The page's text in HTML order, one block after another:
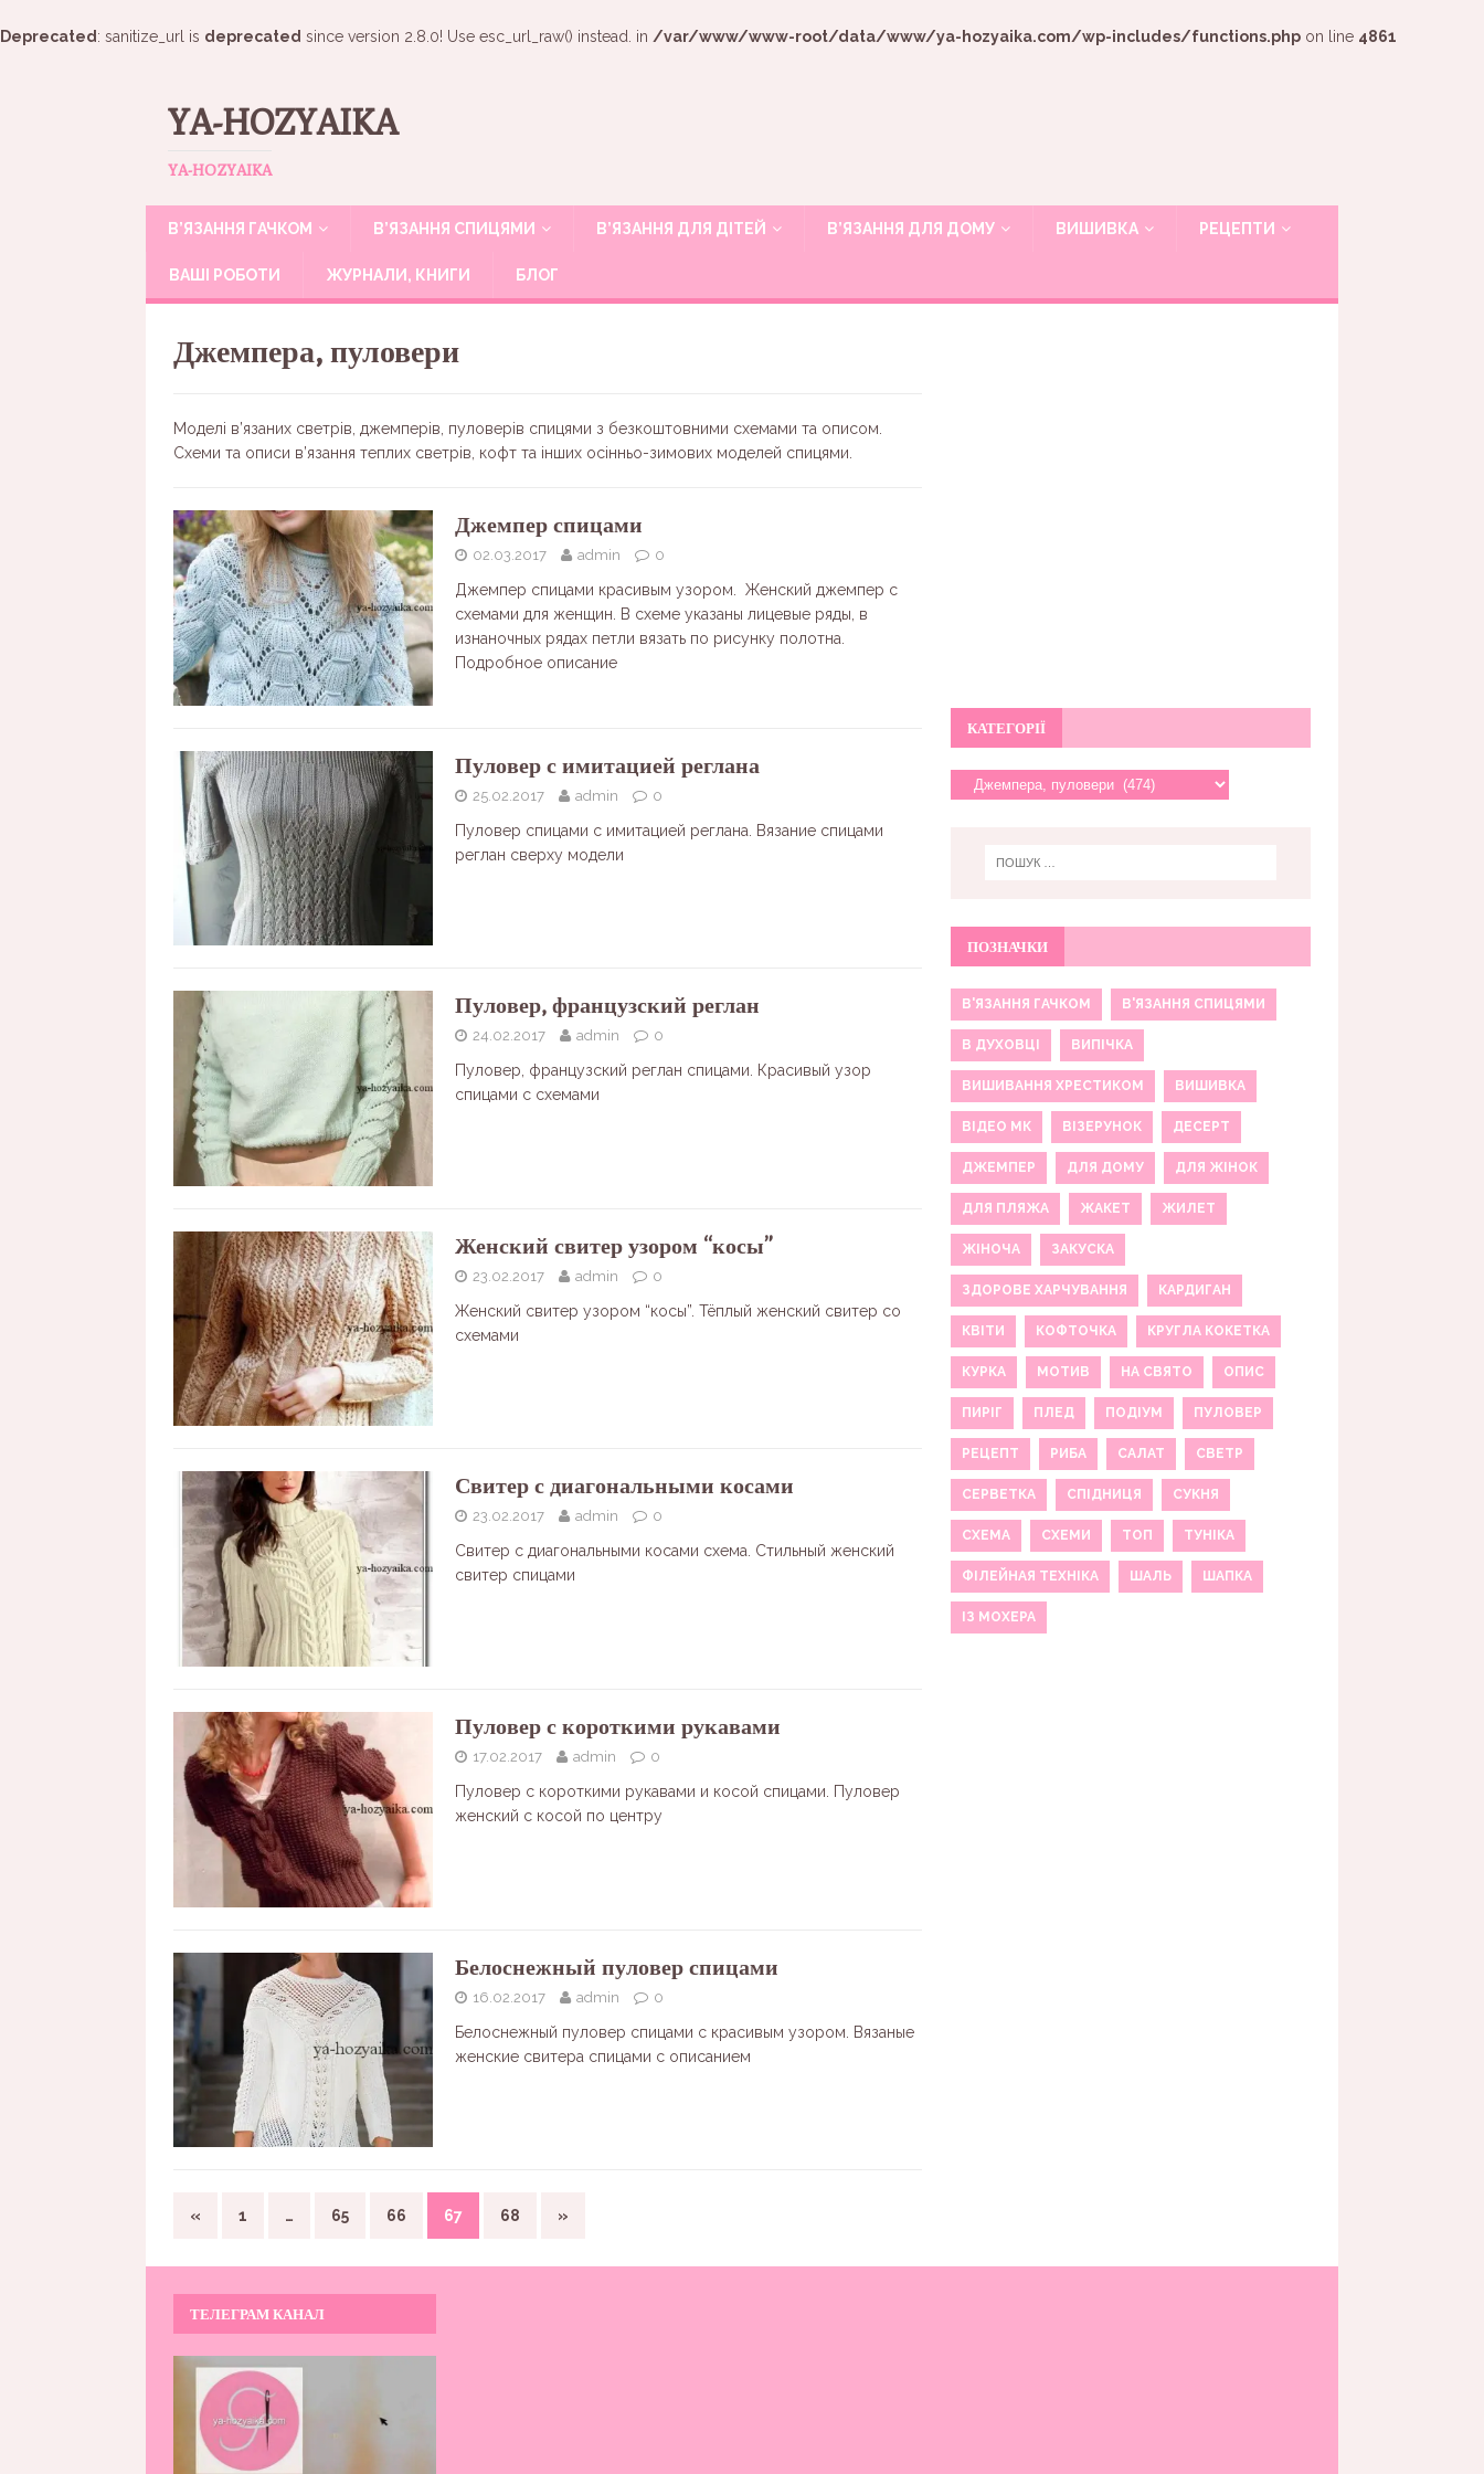
Deprecated : sanitize_url is deprecated since version 2.8.0! Use esc_url_raw() instead. in /var/www/www-root/data/www/ya-hozyaika.com/wp-includes/functions.php on line 4861
YA-HOZYAIKA
YA-HOZYAIKA
В’ЯЗАННЯ ГАЧКОМ В’ЯЗАННЯ СПИЦЯМИ В’ЯЗАННЯ ДЛЯ ДІТЕЙ В’ЯЗАННЯ ДЛЯ ДОМУ ВИШИВКА РЕЦЕПТИ
ВАШІ РОБОТИ ЖУРНАЛИ, КНИГИ БЛОГ
Джемпера, пуловери
Моделі в’язаних светрів, джемперів, пуловерів спицями з безкоштовними схемами та описом.
Схеми та описи в’язання теплих светрів, кофт та інших осінньо-зимових моделей спицями.
Джемпер спицами
02.03.2017 admin 0
Джемпер спицами красивым узором. Женский джемпер с
схемами для женщин. В схеме указаны лицевые ряды, в
изнаночных рядах петли вязать по рисунку полотна.
Подробное описание
Пуловер с имитацией реглана
25.02.2017 admin 0
Пуловер спицами с имитацией реглана. Вязание спицами
реглан сверху модели
Пуловер, французский реглан
24.02.2017 admin 0
Пуловер, французский реглан спицами. Красивый узор
спицами с схемами
Женский свитер узором “косы”
23.02.2017 admin 0
Женский свитер узором “косы”. Тёплый женский свитер со
схемами
Свитер с диагональными косами
23.02.2017 admin 0
Свитер с диагональными косами схема. Стильный женский
свитер спицами
Пуловер с короткими рукавами
17.02.2017 admin 0
Пуловер с короткими рукавами и косой спицами. Пуловер
женский с косой по центру
Белоснежный пуловер спицами
16.02.2017 admin 0
Белоснежный пуловер спицами с красивым узором. Вязаные
женские свитера спицами с описанием
« 1 … 65 66 67 68 »
КАТЕГОРІЇ
ПОЗНАЧКИ
В'ЯЗАННЯ ГАЧКОМ В'ЯЗАННЯ СПИЦЯМИ
В ДУХОВЦІ ВИПІЧКА
ВИШИВАННЯ ХРЕСТИКОМ ВИШИВКА
ВІДЕО МК ВІЗЕРУНОК ДЕСЕРТ
ДЖЕМПЕР ДЛЯ ДОМУ ДЛЯ ЖІНОК
ДЛЯ ПЛЯЖА ЖАКЕТ ЖИЛЕТ
ЖІНОЧА ЗАКУСКА
ЗДОРОВЕ ХАРЧУВАННЯ КАРДИГАН
КВІТИ КОФТОЧКА КРУГЛА КОКЕТКА
КУРКА МОТИВ НА СВЯТО ОПИС
ПИРІГ ПЛЕД ПОДІУМ ПУЛОВЕР
РЕЦЕПТ РИБА САЛАТ СВЕТР
СЕРВЕТКА СПІДНИЦЯ СУКНЯ
СХЕМА СХЕМИ ТОП ТУНІКА
ФІЛЕЙНАЯ ТЕХНІКА ШАЛЬ ШАПКА
ІЗ МОХЕРА
ТЕЛЕГРАМ КАНАЛ